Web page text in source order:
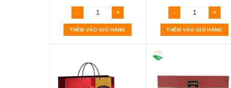
THÊM VÀO GIỎ HÀNG THÊM VÀO GIỎ HÀNG